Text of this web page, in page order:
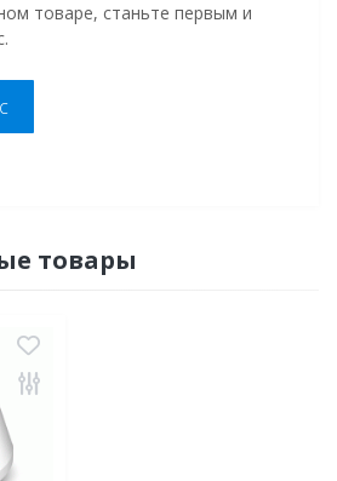
товаре, станьте первым и
товары